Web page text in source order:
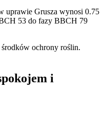
uprawie Grusza wynosi 0.75
53 do fazy BBCH 79
ochrony roślin.
i